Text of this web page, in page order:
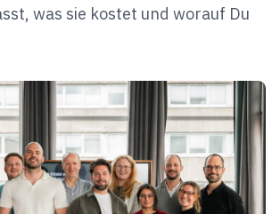
was sie kostet und worauf Du